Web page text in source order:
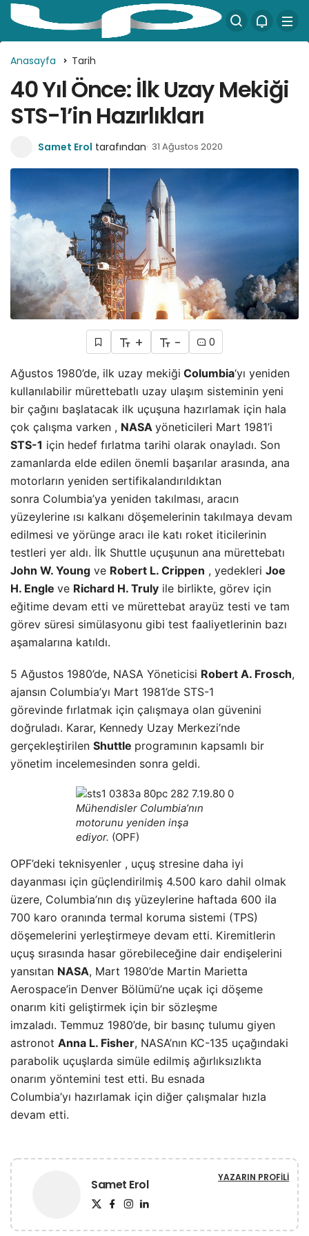
Anasayfa Tarih
40 Yıl Önce: İlk Uzay Mekiği
STS-1’in Hazırlıkları
Samet Erol tarafından 31 Ağustos 2020
+ - 0
Ağustos 1980’de, ilk uzay mekiği Columbia‘yı yeniden
kullanılabilir mürettebatlı uzay ulaşım sisteminin yeni
bir çağını başlatacak ilk uçuşuna hazırlamak için hala
çok çalışma varken , NASA yöneticileri Mart 1981’i
STS-1 için hedef fırlatma tarihi olarak onayladı. Son
zamanlarda elde edilen önemli başarılar arasında, ana
motorların yeniden sertifikalandırıldıktan
sonra Columbia’ya yeniden takılması, aracın
yüzeylerine ısı kalkanı döşemelerinin takılmaya devam
edilmesi ve yörünge aracı ile katı roket iticilerinin
testleri yer aldı. İlk Shuttle uçuşunun ana mürettebatı
John W. Young ve Robert L. Crippen , yedekleri Joe
H. Engle ve Richard H. Truly ile birlikte, görev için
eğitime devam etti ve mürettebat arayüz testi ve tam
görev süresi simülasyonu gibi test faaliyetlerinin bazı
aşamalarına katıldı.
5 Ağustos 1980’de, NASA Yöneticisi Robert A. Frosch,
ajansın Columbia’yı Mart 1981’de STS-1
görevinde fırlatmak için çalışmaya olan güvenini
doğruladı. Karar, Kennedy Uzay Merkezi’nde
gerçekleştirilen Shuttle programının kapsamlı bir
yönetim incelemesinden sonra geldi.
Mühendisler Columbia’nın
motorunu yeniden inşa
ediyor. (OPF)
OPF’deki teknisyenler , uçuş stresine daha iyi
dayanması için güçlendirilmiş 4.500 karo dahil olmak
üzere, Columbia’nın dış yüzeylerine haftada 600 ila
700 karo oranında termal koruma sistemi (TPS)
döşemelerini yerleştirmeye devam etti. Kiremitlerin
uçuş sırasında hasar görebileceğine dair endişelerini
yansıtan NASA, Mart 1980’de Martin Marietta
Aerospace’in Denver Bölümü’ne uçak içi döşeme
onarım kiti geliştirmek için bir sözleşme
imzaladı. Temmuz 1980’de, bir basınç tulumu giyen
astronot Anna L. Fisher, NASA’nın KC-135 uçağındaki
parabolik uçuşlarda simüle edilmiş ağırlıksızlıkta
onarım yöntemini test etti. Bu esnada
Columbia’yı hazırlamak için diğer çalışmalar hızla
devam etti.
Samet Erol YAZARIN PROFILI